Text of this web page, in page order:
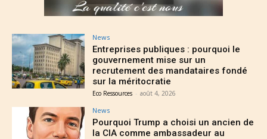
News
Entreprises publiques : pourquoi le
gouvernement mise sur un
recrutement des mandataires fondé
sur la méritocratie
Eco Ressources - août 4, 2026
News
Pourquoi Trump a choisi un ancien de
la CIA comme ambassadeur au